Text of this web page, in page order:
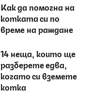
Как да помогна на
котката си по
време на раждане
14 неща, които ще
разберете едва,
когато си вземете
котка